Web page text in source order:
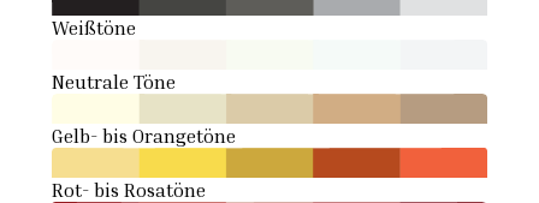
Weißtöne
Neutrale Töne
Gelb- bis Orangetöne
Rot- bis Rosatöne